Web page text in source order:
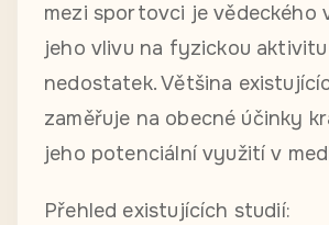
mezi sportovci je vědeckého
jeho vlivu na fyzickou
nedostatek. Většina
zaměřuje na obecné účinky
jeho potenciální využití v
Přehled existujících studií: